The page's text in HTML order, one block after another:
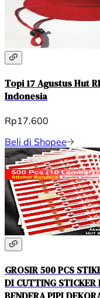
Topi 17 Agustus Hut
Indonesia
Rp17.600
Beli di Shopee
GROSIR 500 PCS
DI CUTTING STICKER